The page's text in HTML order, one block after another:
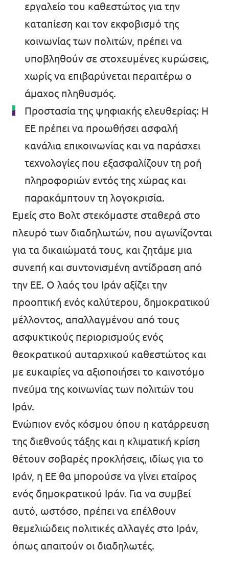
εργαλείο του καθεστώτος για την
καταπίεση και τον εκφοβισμό της
κοινωνίας των πολιτών, πρέπει να
υποβληθούν σε στοχευμένες κυρώσεις,
χωρίς να επιβαρύνεται περαιτέρω ο
άμαχος πληθυσμός.
Προστασία της ψηφιακής ελευθερίας: Η
ΕΕ πρέπει να προωθήσει ασφαλή
κανάλια επικοινωνίας και να παράσχει
τεχνολογίες που εξασφαλίζουν τη ροή
πληροφοριών εντός της χώρας και
παρακάμπτουν τη λογοκρισία.
Εμείς στο Βολτ στεκόμαστε σταθερά στο
πλευρό των διαδηλωτών, που αγωνίζονται
για τα δικαιώματά τους, και ζητάμε μια
συνεπή και συντονισμένη αντίδραση από
την ΕΕ. Ο λαός του Ιράν αξίζει την
προοπτική ενός καλύτερου, δημοκρατικού
μέλλοντος, απαλλαγμένου από τους
ασφυκτικούς περιορισμούς ενός
θεοκρατικού αυταρχικού καθεστώτος και
με ευκαιρίες να αξιοποιήσει το καινοτόμο
πνεύμα της κοινωνίας των πολιτών του
Ιράν.
Ενώπιον ενός κόσμου όπου η κατάρρευση
της διεθνούς τάξης και η κλιματική κρίση
θέτουν σοβαρές προκλήσεις, ιδίως για το
Ιράν, η ΕΕ θα μπορούσε να γίνει εταίρος
ενός δημοκρατικού Ιράν. Για να συμβεί
αυτό, ωστόσο, πρέπει να επέλθουν
θεμελιώδεις πολιτικές αλλαγές στο Ιράν,
όπως απαιτούν οι διαδηλωτές.